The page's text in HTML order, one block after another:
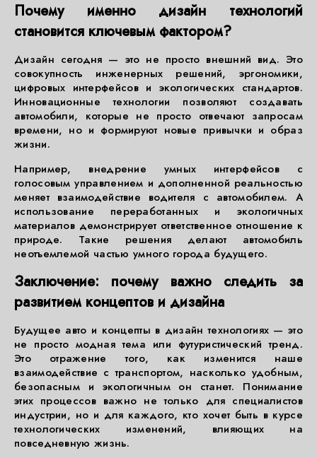
Почему именно дизайн технологий
становится ключевым фактором?
Дизайн сегодня — это не просто внешний вид. Это
совокупность инженерных решений, эргономики,
цифровых интерфейсов и экологических стандартов.
Инновационные технологии позволяют создавать
автомобили, которые не просто отвечают запросам
времени, но и формируют новые привычки и образ
жизни.
Например, внедрение умных интерфейсов с
голосовым управлением и дополненной реальностью
меняет взаимодействие водителя с автомобилем. А
использование переработанных и экологичных
материалов демонстрирует ответственное отношение к
природе. Такие решения делают автомобиль
неотъемлемой частью умного города будущего.
Заключение: почему важно следить за
развитием концептов и дизайна
Будущее авто и концепты в дизайн технологиях — это
не просто модная тема или футуристический тренд.
Это отражение того, как изменится наше
взаимодействие с транспортом, насколько удобным,
безопасным и экологичным он станет. Понимание
этих процессов важно не только для специалистов
индустрии, но и для каждого, кто хочет быть в курсе
технологических изменений, влияющих на
повседневную жизнь.